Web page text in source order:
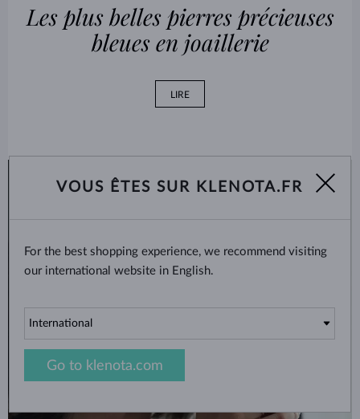
Les plus belles pierres précieuses
bleues en joaillerie
LIRE
VOUS ÊTES SUR KLENOTA.FR
For the best shopping experience, we recommend visiting
our international website in English.
Go to klenota.com